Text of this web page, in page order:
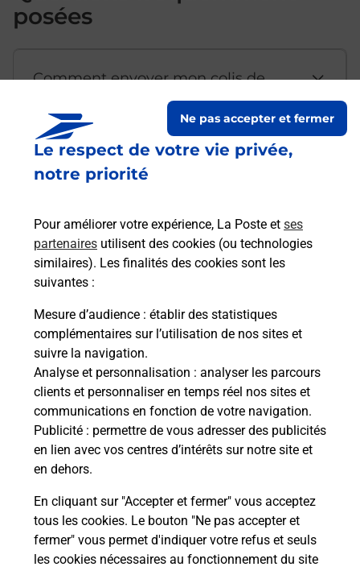
Le respect de votre vie privée,
notre priorité
Pour améliorer votre expérience, La Poste et ses
partenaires utilisent des cookies (ou technologies
similaires). Les finalités des cookies sont les
suivantes :
Mesure d’audience : établir des statistiques
complémentaires sur l’utilisation de nos sites et
suivre la navigation.
Analyse et personnalisation : analyser les parcours
clients et personnaliser en temps réel nos sites et
communications en fonction de votre navigation.
Publicité : permettre de vous adresser des publicités
en lien avec vos centres d’intérêts sur notre site et
en dehors.
En cliquant sur "Accepter et fermer" vous acceptez
tous les cookies. Le bouton "Ne pas accepter et
fermer" vous permet d'indiquer votre refus et seuls
les cookies nécessaires au fonctionnement du site
Ne pas accepter et fermer
posées
Comment envoyer mon colis de
Est-il possible d’acheter un
emballage directement depuis un
Comment demander une
modification de livraison ?
Comment La Poste participe-t-elle
à votre sécurité au quotidien ?
Puis-je passer mon code de la route
avec La Poste et sous quelles
conditions ?
Localiser Liste Tarn-et-Garonne ST ETIENNE DE TULMONT